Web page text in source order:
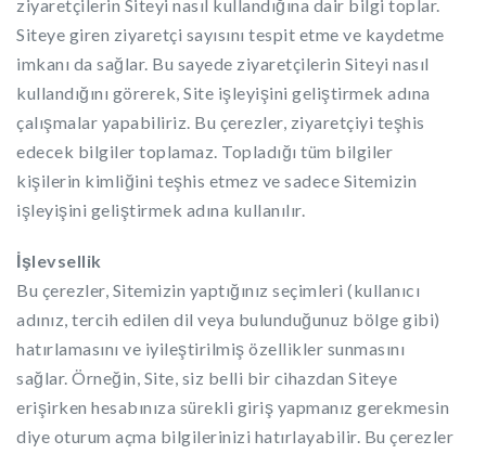
ziyaretçilerin Siteyi nasıl kullandığına dair bilgi toplar.
Siteye giren ziyaretçi sayısını tespit etme ve kaydetme
imkanı da sağlar. Bu sayede ziyaretçilerin Siteyi nasıl
kullandığını görerek, Site işleyişini geliştirmek adına
çalışmalar yapabiliriz. Bu çerezler, ziyaretçiyi teşhis
edecek bilgiler toplamaz. Topladığı tüm bilgiler
kişilerin kimliğini teşhis etmez ve sadece Sitemizin
işleyişini geliştirmek adına kullanılır.
İşlevsellik
Bu çerezler, Sitemizin yaptığınız seçimleri (kullanıcı
adınız, tercih edilen dil veya bulunduğunuz bölge gibi)
hatırlamasını ve iyileştirilmiş özellikler sunmasını
sağlar. Örneğin, Site, siz belli bir cihazdan Siteye
erişirken hesabınıza sürekli giriş yapmanız gerekmesin
diye oturum açma bilgilerinizi hatırlayabilir. Bu çerezler